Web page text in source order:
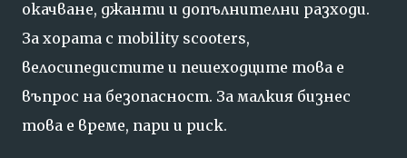
окачване, джанти и допълнителни разходи.
За хората с mobility scooters,
велосипедистите и пешеходците това е
въпрос на безопасност. За малкия бизнес
това е време, пари и риск.